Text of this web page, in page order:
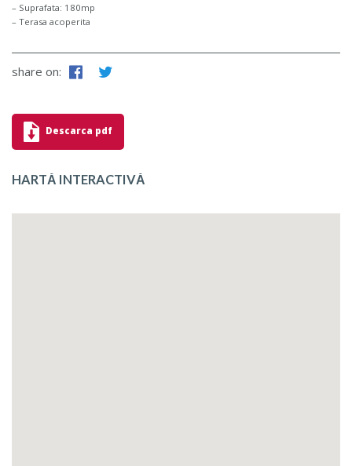
– Suprafata: 180mp
– Terasa acoperita
share on:
Descarca pdf
HARTĂ INTERACTIVĂ